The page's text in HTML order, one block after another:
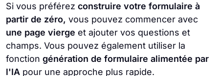
Si vous préférez construire votre formulaire à
partir de zéro, vous pouvez commencer avec
une page vierge et ajouter vos questions et
champs. Vous pouvez également utiliser la
fonction génération de formulaire alimentée par
l'IA pour une approche plus rapide.